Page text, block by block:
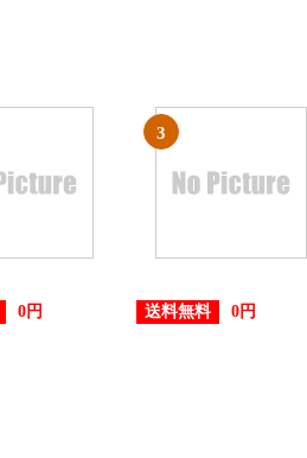
0円
3
送料無料 0円